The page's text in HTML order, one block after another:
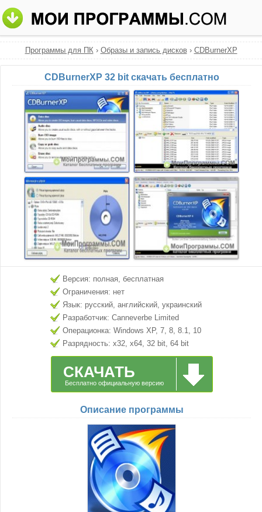
Программы для ПК› Образы и запись дисков› CDBurnerXP
CDBurnerXP 32 bit скачать бесплатно
Версия: полная, бесплатная
Ограничения: нет
Язык: русский, английский, украинский
Разработчик: Canneverbe Limited
Операционка: Windows XP, 7, 8, 8.1, 10
Разрядность: x32, x64, 32 bit, 64 bit
СКАЧАТЬ
Бесплатно официальную версию
Описание программы